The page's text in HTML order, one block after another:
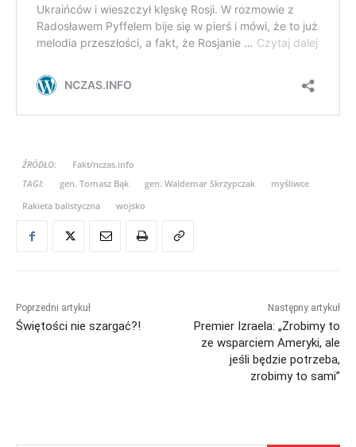
ŹRÓDŁO:
Fakt/nczas.info
TAGI:
gen. Tomasz Bąk gen. Waldemar Skrzypczak
myśliwce
Rakieta balistyczna
wojsko
Poprzedni artykuł
Świętości nie szargać?!
Następny artykuł
Premier Izraela: „Zrobimy to
ze wsparciem Ameryki, ale
jeśli będzie potrzeba,
zrobimy to sami”